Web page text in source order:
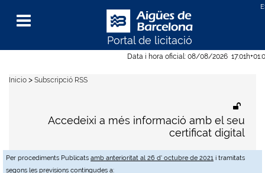
Data i hora oficial: 08/08/2026 17:01h
Per procediments Publicats amb anterioritat al 26 d' octubre de 2021 i tramitats
segons les previsions contingudes a:
Portal de licitació
Menu
Accedeixi a més informació amb el seu
certificat digital
Inicio > Subscripció RSS